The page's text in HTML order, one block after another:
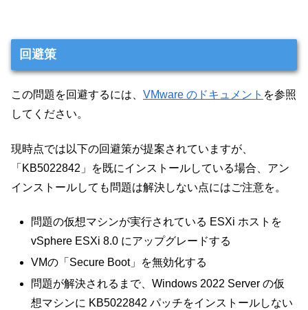
回避策
この問題を回避するには、 VMware のドキュメント を参照
してください。
現時点では以下の回避策が提案されていますが、
「KB5022842」を既にインストールしている場合、アン
インストールしても問題は解決しない点にはご注意を。
問題の仮想マシンが実行されている ESXi ホストを
vSphere ESXi 8.0 にアップグレードする
VMの「Secure Boot」を無効化する
問題が解決されるまで、Windows 2022 Server の仮
想マシンに KB5022842 パッチをインストールしない